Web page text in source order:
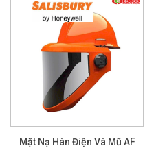
Mặt Nạ Hàn Điện Và Mũ AF